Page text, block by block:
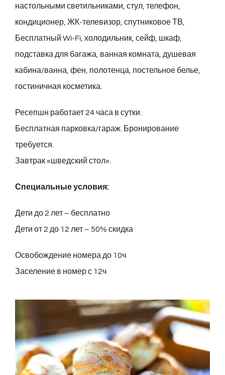
настольными светильниками, стул, телефон,
кондиционер, ЖК-телевизор, спутниковое ТВ,
Бесплатный Wi-Fi, холодильник, сейф, шкаф,
подставка для багажа, ванная комната, душевая
кабина/ванна, фен, полотенца, постельное белье,
гостиничная косметика.
Ресепшн работает 24 часа в сутки.
Бесплатная парковка/гараж. Бронирование
требуется.
Завтрак «шведский стол».
Специальные условия:
Дети до 2 лет – бесплатно
Дети от 2 до 12 лет – 50% скидка
Освобождение номера до 10ч
Заселение в номер с 12ч